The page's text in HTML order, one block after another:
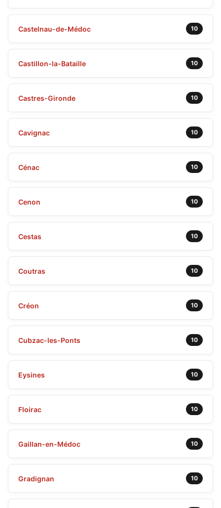
Castelnau-de-Médoc 10
Castillon-la-Bataille 10
Castres-Gironde 10
Cavignac 10
Cénac 10
Cenon 10
Cestas 10
Coutras 10
Créon 10
Cubzac-les-Ponts 10
Eysines 10
Floirac 10
Gaillan-en-Médoc 10
Gradignan 10